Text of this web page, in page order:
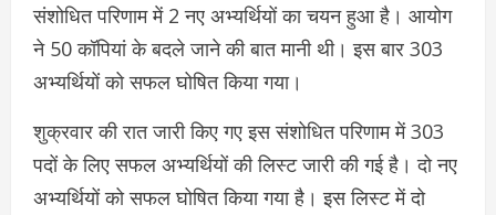
संशोधित परिणाम में 2 नए अभ्यर्थियों का चयन हुआ है। आयोग
ने 50 कॉपियां के बदले जाने की बात मानी थी। इस बार 303
अभ्यर्थियों को सफल घोषित किया गया।
शुक्रवार की रात जारी किए गए इस संशोधित परिणाम में 303
पदों के लिए सफल अभ्यर्थियों की लिस्ट जारी की गई है। दो नए
अभ्यर्थियों को सफल घोषित किया गया है। इस लिस्ट में दो